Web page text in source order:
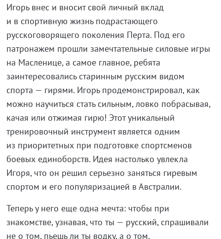
Игорь внес и вносит свой личный вклад
и в спортивную жизнь подрастающего
русскоговорящего поколения Перта. Под его
патронажем прошли замечтательные силовые игры
на Масленице, а самое главное, ребята
заинтересовались старинным русским видом
спорта — гирями. Игорь продемонстрировал, как
можно научиться стать сильным, ловко побрасывая,
качая или отжимая гирю! Этот уникальный
тренировочный инструмент является одним
из приоритетных при подготовке спортсменов
боевых единоборств. Идея настолько увлекла
Игоря, что он решил серьезно заняться гиревым
спортом и его популяризацией в Австралии.
Теперь у него еще одна мечта: чтобы при
знакомстве, узнавая, что ты — русский, спрашивали
не о том, пьешь ли ты водку, а о том,